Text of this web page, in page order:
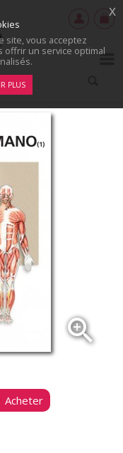
zoom_in
Acheter
site, vous acceptez
offrir un service optimal
PLUS
x